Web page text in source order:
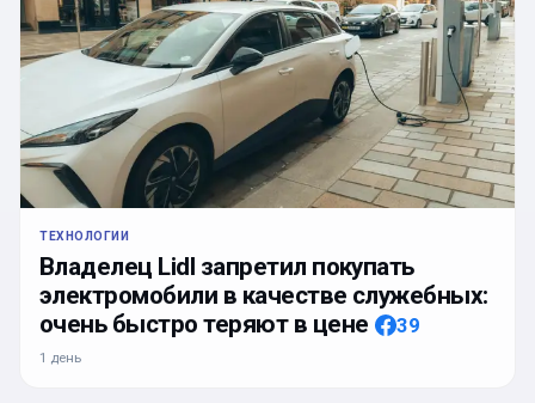
ТЕХНОЛОГИИ
Владелец Lidl запретил покупать
электромобили в качестве служебных:
очень быстро теряют в цене
39
1 день